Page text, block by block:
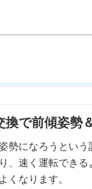
換で前傾姿勢
勢になろうという
、速く運転でき
くなります。